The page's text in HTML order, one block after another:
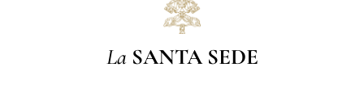
La SANTA SEDE